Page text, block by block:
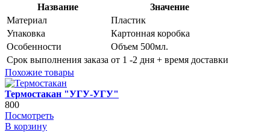
Название
Значение
Материал
Пластик
Упаковка
Картонная коробка
Особенности
Объем 500мл.
Срок выполнения заказа от 1 -2 дня + время доставки
Похожие товары
Термостакан "УГУ-УГУ"
800
Посмотреть
В корзину